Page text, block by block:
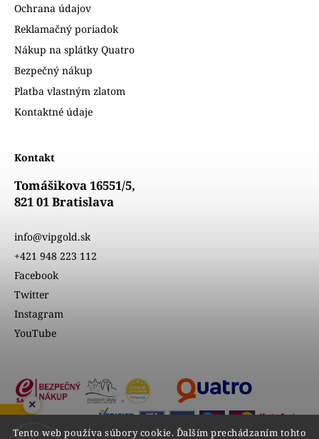
Tento web používa súbory cookie. Ďalším prechádzaním tohto
Ochrana údajov
Reklamačný poriadok
Nákup na splátky Quatro
Bezpečný nákup
Platba vlastným zlatom
Kontaktné údaje
Kontakt
Tomášikova 16551/5,
821 01 Bratislava
info@vipgold.sk
+421 948 223 112
Facebook
Twitter
Instagram
YouTube
×